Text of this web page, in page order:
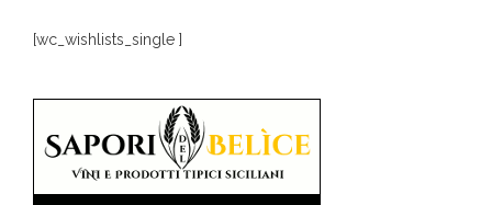
[wc_wishlists_single ]